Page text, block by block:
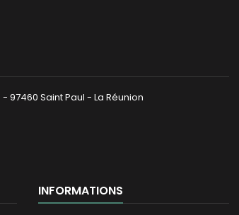
97460 Saint Paul - La Réunion
INFORMATIONS